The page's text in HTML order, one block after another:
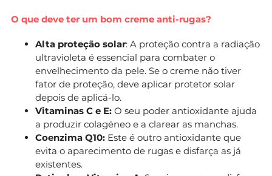
O que deve ter um bom creme anti-rugas?
Alta proteção solar: A proteção contra a radiação
ultravioleta é essencial para combater o
envelhecimento da pele. Se o creme não tiver
fator de proteção, deve aplicar protetor solar
depois de aplicá-lo.
Vitaminas C e E: O seu poder antioxidante ajuda
a produzir colagéneo e a clarear as manchas.
Coenzima Q10: Este é outro antioxidante que
evita o aparecimento de rugas e disfarça as já
existentes.